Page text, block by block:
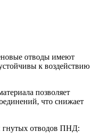
отводы имеют
к воздействию
позволяет
что снижает
гнутых отводов ПНД: